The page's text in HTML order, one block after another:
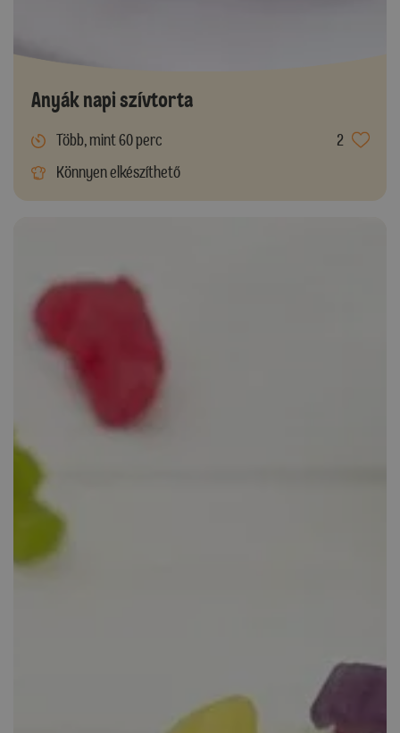
Anyák napi szívtorta
Több, mint 60 perc
2
Könnyen elkészíthető